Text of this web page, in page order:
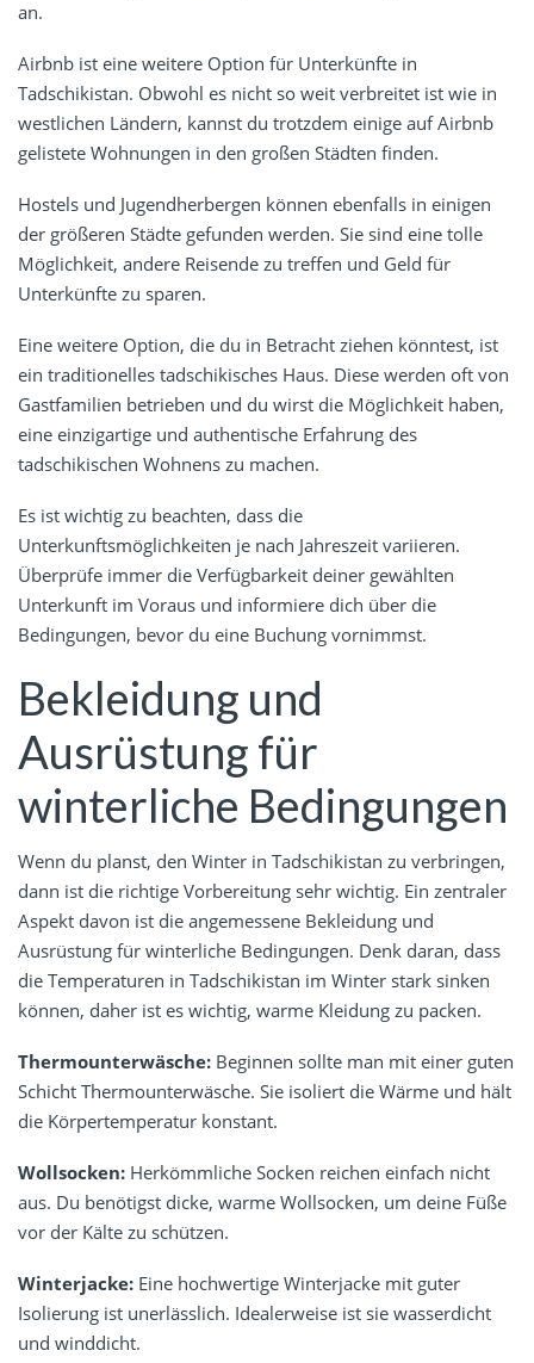
an.
Airbnb ist eine weitere Option für Unterkünfte in
Tadschikistan. Obwohl es nicht so weit verbreitet ist wie in
westlichen Ländern, kannst du trotzdem einige auf Airbnb
gelistete Wohnungen in den großen Städten finden.
Hostels und Jugendherbergen können ebenfalls in einigen
der größeren Städte gefunden werden. Sie sind eine tolle
Möglichkeit, andere Reisende zu treffen und Geld für
Unterkünfte zu sparen.
Eine weitere Option, die du in Betracht ziehen könntest, ist
ein traditionelles tadschikisches Haus. Diese werden oft von
Gastfamilien betrieben und du wirst die Möglichkeit haben,
eine einzigartige und authentische Erfahrung des
tadschikischen Wohnens zu machen.
Es ist wichtig zu beachten, dass die
Unterkunftsmöglichkeiten je nach Jahreszeit variieren.
Überprüfe immer die Verfügbarkeit deiner gewählten
Unterkunft im Voraus und informiere dich über die
Bedingungen, bevor du eine Buchung vornimmst.
Bekleidung und
Ausrüstung für
winterliche Bedingungen
Wenn du planst, den Winter in Tadschikistan zu verbringen,
dann ist die richtige Vorbereitung sehr wichtig. Ein zentraler
Aspekt davon ist die angemessene Bekleidung und
Ausrüstung für winterliche Bedingungen. Denk daran, dass
die Temperaturen in Tadschikistan im Winter stark sinken
können, daher ist es wichtig, warme Kleidung zu packen.
Thermounterwäsche: Beginnen sollte man mit einer guten
Schicht Thermounterwäsche. Sie isoliert die Wärme und hält
die Körpertemperatur konstant.
Wollsocken: Herkömmliche Socken reichen einfach nicht
aus. Du benötigst dicke, warme Wollsocken, um deine Füße
vor der Kälte zu schützen.
Winterjacke: Eine hochwertige Winterjacke mit guter
Isolierung ist unerlässlich. Idealerweise ist sie wasserdicht
und winddicht.